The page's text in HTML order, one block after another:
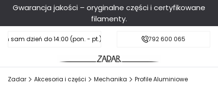
Gwarancja jakości – oryginalne części i certyfikowane
filamenty.
sam dzień do 14:00 (pon. - pt.), sobota do 11:00Darmowa dostawa od 199 zł
792 600 065
Zadar Akcesoria i części Mechanika Profile Aluminiowe